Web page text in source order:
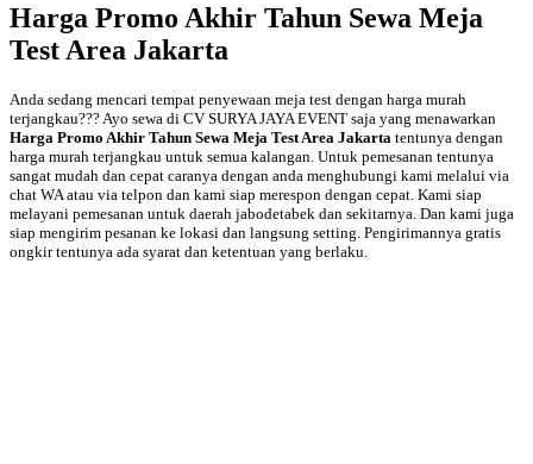
Harga Promo Akhir Tahun Sewa Meja
Test Area Jakarta
Anda sedang mencari tempat penyewaan meja test dengan harga murah
terjangkau??? Ayo sewa di CV SURYA JAYA EVENT saja yang menawarkan
Harga Promo Akhir Tahun Sewa Meja Test Area Jakarta tentunya dengan
harga murah terjangkau untuk semua kalangan. Untuk pemesanan tentunya
sangat mudah dan cepat caranya dengan anda menghubungi kami melalui via
chat WA atau via telpon dan kami siap merespon dengan cepat. Kami siap
melayani pemesanan untuk daerah jabodetabek dan sekitarnya. Dan kami juga
siap mengirim pesanan ke lokasi dan langsung setting. Pengirimannya gratis
ongkir tentunya ada syarat dan ketentuan yang berlaku.